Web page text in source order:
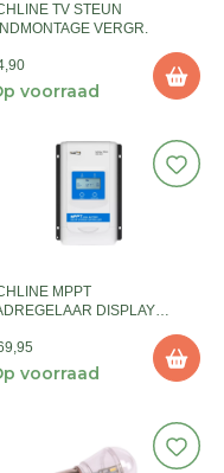
TV STEUN
VERGR.
voorraad
MPPT
DISPLAY
voorraad